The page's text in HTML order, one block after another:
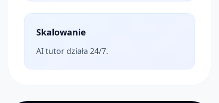
Skalowanie
AI tutor działa 24/7.